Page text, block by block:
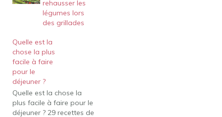
rehausser les
légumes lors
des grillades
Quelle est la
chose la plus
facile à faire
pour le
déjeuner ?
Quelle est la chose la
plus facile à faire pour le
déjeuner ? 29 recettes de